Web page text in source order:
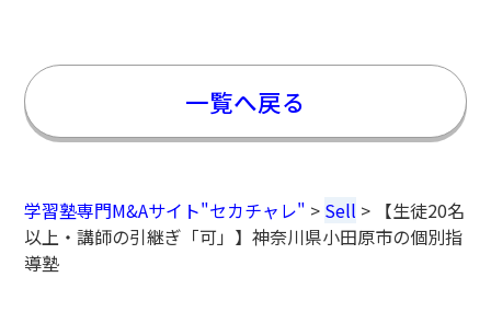
一覧へ戻る
学習塾専門M&Aサイト"セカチャレ" > Sell > 【生徒20名
以上・講師の引継ぎ「可」】神奈川県小田原市の個別指
導塾